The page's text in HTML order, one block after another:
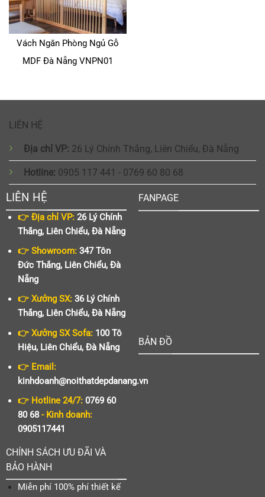
Vách Ngăn Phòng Ngủ Gỗ
MDF Đà Nẵng VNPN01
LIÊN HỆ
Địa chỉ VP: 26 Lý Chính Thắng, Liên Chiểu, Đà Nẵng
Hotline: 0905 117 441 - 0769 60 80 68
LIÊN HỆ
👉 Địa chỉ VP:26 Lý Chính
Thắng, Liên Chiểu, Đà Nẵng
👉 Showroom:347 Tôn
Đức Thắng, Liên Chiểu, Đà
Nẵng
👉 Xưởng SX:36 Lý Chính
Thắng, Liên Chiểu, Đà Nẵng
👉 Xưởng SX Sofa:100 Tô
Hiệu, Liên Chiểu, Đà Nẵng
👉 Email:
kinhdoanh@noithatdepdanang.vn
👉 Hotline 24/7:0769 60
80 68- Kinh doanh:
0905117441
CHÍNH SÁCH ƯU ĐÃI VÀ
BẢO HÀNH
Miễn phí 100% phí thiết kế
FANPAGE
BẢN ĐỒ